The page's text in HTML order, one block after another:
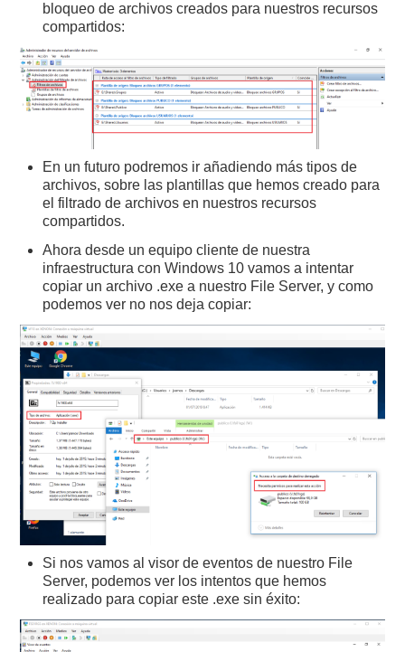
bloqueo de archivos creados para nuestros recursos
compartidos:
En un futuro podremos ir añadiendo más tipos de
archivos, sobre las plantillas que hemos creado para
el filtrado de archivos en nuestros recursos
compartidos.
Ahora desde un equipo cliente de nuestra
infraestructura con Windows 10 vamos a intentar
copiar un archivo .exe a nuestro File Server, y como
podemos ver no nos deja copiar:
Si nos vamos al visor de eventos de nuestro File
Server, podemos ver los intentos que hemos
realizado para copiar este .exe sin éxito: